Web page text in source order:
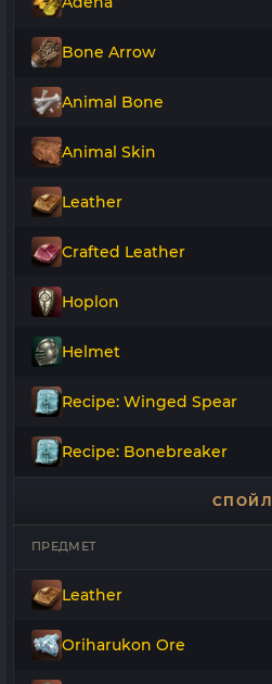
Bone Arrow
Animal Bone
Animal Skin
Leather
Crafted Leather
Hoplon
Helmet
Recipe: Winged Spear
Recipe: Bonebreaker
СПОЙЛ
ПРЕДМЕТ
Leather
Oriharukon Ore